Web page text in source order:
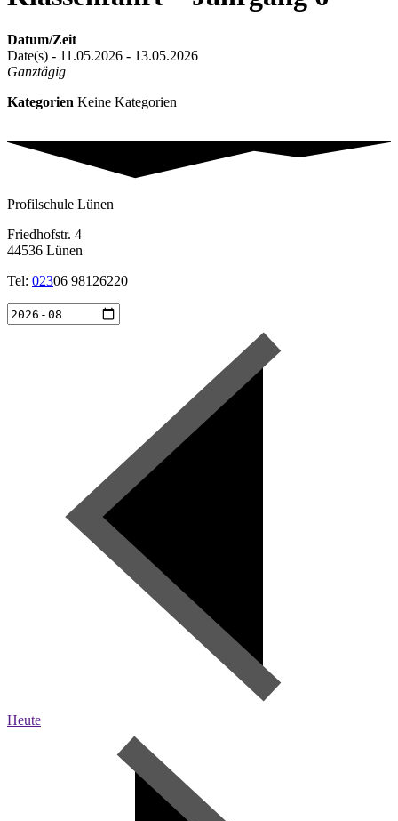
Datum/Zeit
Date(s) - 11.05.2026 - 13.05.2026
Ganztägig
Kategorien Keine Kategorien
Profilschule Lünen
Friedhofstr. 4
44536 Lünen
Tel: 02306 98126220
Heute